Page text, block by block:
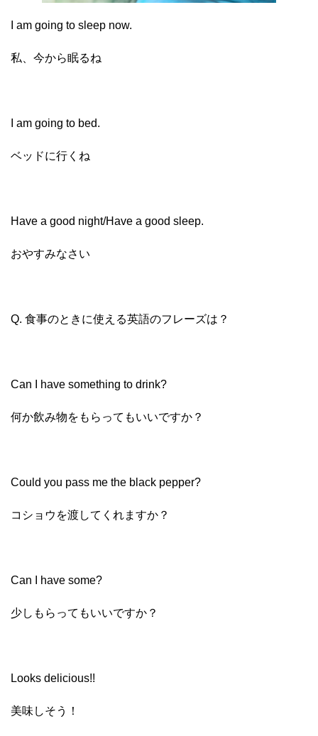
I am going to sleep now.
私、今から眠るね
I am going to bed.
ベッドに行くね
Have a good night/Have a good sleep.
おやすみなさい
Q. 食事のときに使える英語のフレーズは？
Can I have something to drink?
何か飲み物をもらってもいいですか？
Could you pass me the black pepper?
コショウを渡してくれますか？
Can I have some?
少しもらってもいいですか？
Looks delicious!!
美味しそう！